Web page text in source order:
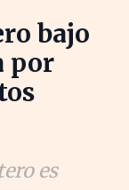
bajo
por
es